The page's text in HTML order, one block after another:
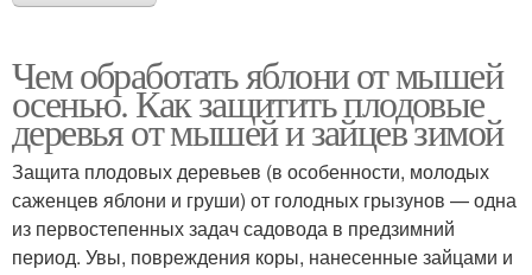
Чем обработать яблони от мышей
осенью. Как защитить плодовые
деревья от мышей и зайцев зимой
Защита плодовых деревьев (в особенности, молодых
саженцев яблони и груши) от голодных грызунов — одна
из первостепенных задач садовода в предзимний
период. Увы, повреждения коры, нанесенные зайцами и